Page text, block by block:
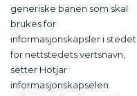
generiske banen som skal
brukes for
informasjonskapsler i stedet
for nettstedets vertsnavn,
setter Hotjar
informasjonskapselen